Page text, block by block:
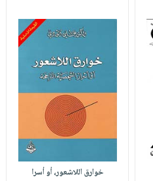
خوارق اللاشعور، أو أسرا